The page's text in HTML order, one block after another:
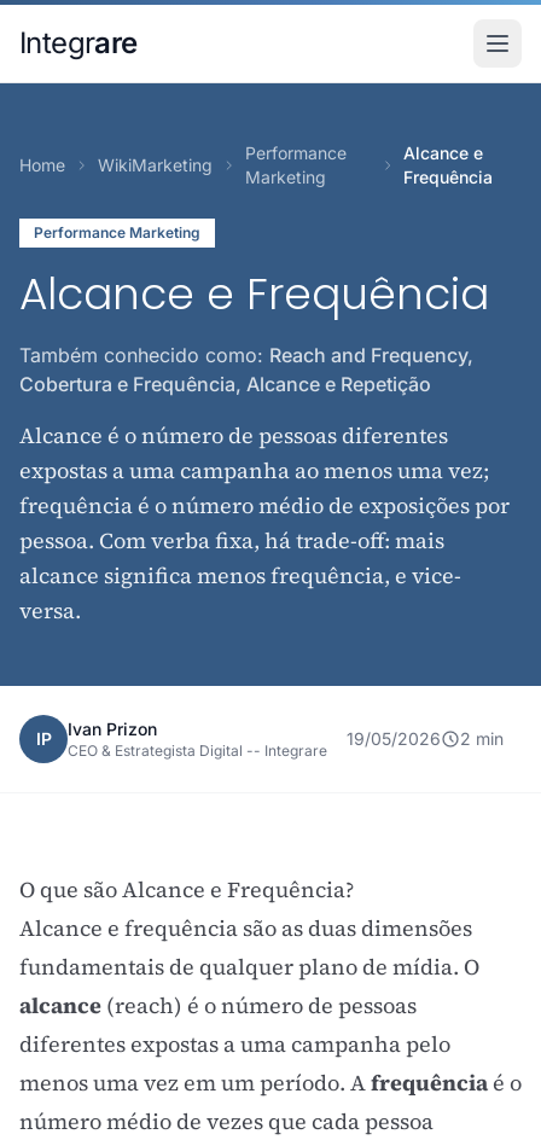
Integrare
Home WikiMarketing
Performance
Marketing
Alcance e
Frequência
Performance Marketing
Alcance e Frequência
Também conhecido como: Reach and Frequency,
Cobertura e Frequência, Alcance e Repetição
Alcance é o número de pessoas diferentes
expostas a uma campanha ao menos uma vez;
frequência é o número médio de exposições por
pessoa. Com verba fixa, há trade-off: mais
alcance significa menos frequência, e vice-
versa.
IP Ivan Prizon
CEO & Estrategista Digital -- Integrare
19/05/2026 2 min
O que são Alcance e Frequência?
Alcance e frequência são as duas dimensões
fundamentais de qualquer plano de mídia. O
alcance (reach) é o número de pessoas
diferentes expostas a uma campanha pelo
menos uma vez em um período. Afrequênciaé o
número médio de vezes que cada pessoa